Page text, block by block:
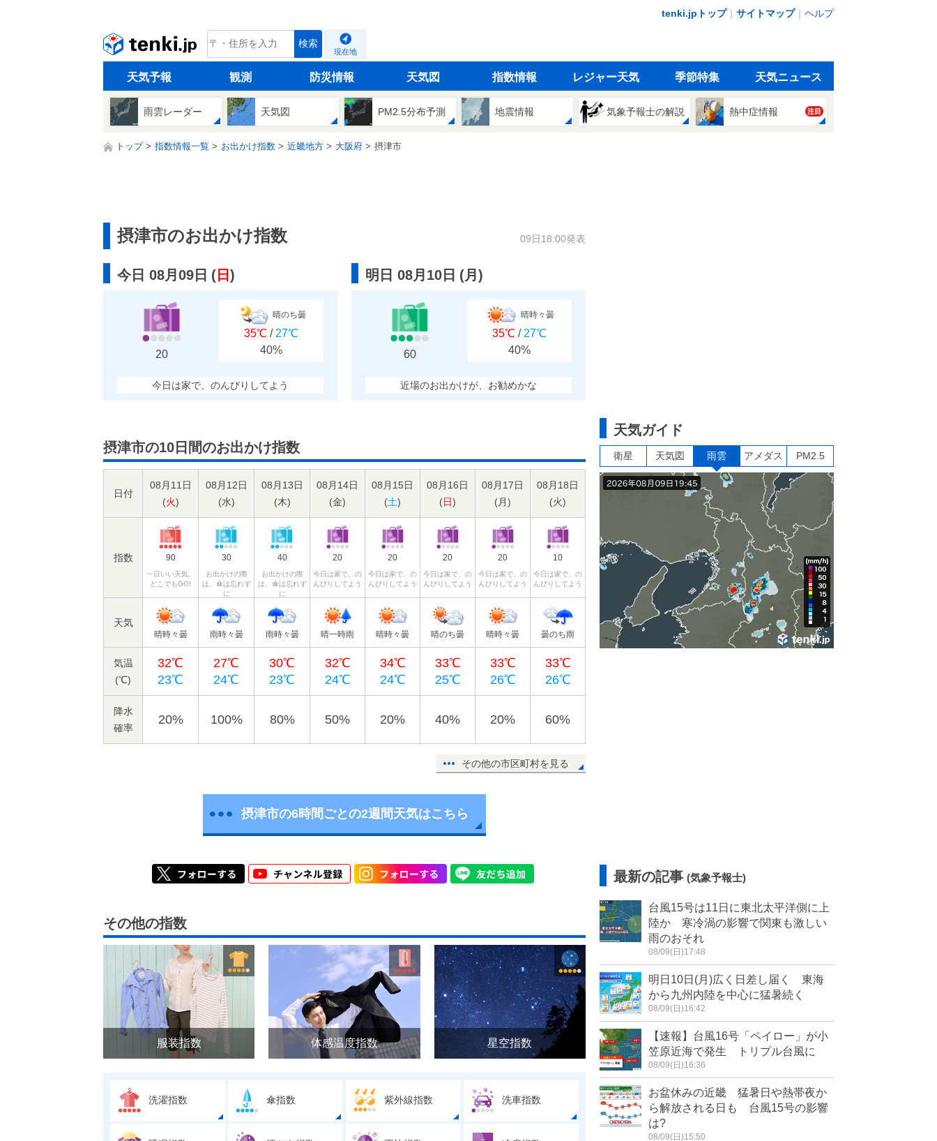
tenki.jpトップ｜ サイトマップ｜ ヘルプ
tenki.jp 検索
現在地
天気予報 観測 防災情報 天気図 指数情報 レジャー天気 季節特集 天気ニュース
雨雲レーダー 天気図 PM2.5分布予測 地震情報 気象予報士の解説 熱中症情報 注目
トップ 指数情報一覧 お出かけ指数 近畿地方 大阪府 摂津市
摂津市のお出かけ指数 09日18:00発表
今日 08月09日 ( 日 )
20
晴のち曇
35℃ / 27℃
40%
今日は家で、のんびりしてよう
明日 08月10日 (月 )
60
晴時々曇
35℃ / 27℃
40%
近場のお出かけが、お勧めかな
摂津市の10日間のお出かけ指数
日付
08月11日
(火)
08月12日
(水)
08月13日
(木)
08月14日
(金)
08月15日
(土)
08月16日
(日)
08月17日
(月)
08月18日
(火)
指数 90
一日いい天気、
どこでもGO!
30
お出かけの際
は、傘は忘れず
に
40
お出かけの際
は、傘は忘れず
に
20
今日は家で、の
んびりしてよう
20
今日は家で、の
んびりしてよう
20
今日は家で、の
んびりしてよう
20
今日は家で、の
んびりしてよう
10
今日は家で、の
んびりしてよう
天気
晴時々曇 雨時々曇 雨時々曇 晴一時雨 晴時々曇 晴のち曇 晴時々曇 曇のち雨
気温
(℃)
32℃
23℃
27℃
24℃
30℃
23℃
32℃
24℃
34℃
24℃
33℃
25℃
33℃
26℃
33℃
26℃
降水
確率
20% 100% 80% 50% 20% 40% 20% 60%
その他の市区町村を見る
摂津市の6時間ごとの2週間天気はこちら
その他の指数
服装指数 体感温度指数 星空指数
洗濯指数 傘指数 紫外線指数 洗車指数
天気ガイド
衛星 天気図 雨雲 アメダス PM2.5
最新の記事 (気象予報士)
台風15号は11日に東北太平洋側に上
陸か 寒冷渦の影響で関東も激しい
雨のおそれ
08/09(日)17:48
明日10日(月)広く日差し届く 東海
から九州内陸を中心に猛暑続く
08/09(日)16:42
【速報】台風16号「ペイロー」が小
笠原近海で発生 トリプル台風に
08/09(日)16:36
お盆休みの近畿 猛暑日や熱帯夜か
ら解放される日も 台風15号の影響
は?
08/09(日)15:50